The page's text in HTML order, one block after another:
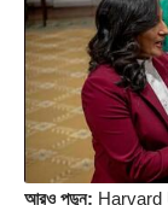
আরও পড়ুন: Harvard